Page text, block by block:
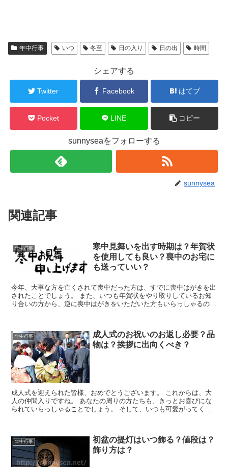
年中行事 いつ 冬至 日の入り 日の出 時間
シェアする
Twitter Facebook はてブ
Pocket LINE コピー
sunnyseaをフォローする
sunnysea
関連記事
年中行事
寒中見舞いを出す時期は？年賀状
を使用しても良い？喪中のお宅に
も送っていい？
今年、大事な方を亡くされて喪中だった方は、すでに喪中はがきを出
されたことでしょう。 また、いつも年賀状をやり取りしているお知
り合いの方から、逆に喪中はがきをいただいた方もいらっしゃるので
年中行事
成人式のお祝いのお返し必要？品
物は？挨拶に出向くべき？
成人式を迎えられた皆様、おめでとうございます。 これからは、大
人の仲間入りですね。 あなたの周りの方たちも、きっとお喜びにな
られていらっしゃることでしょう。 そして、いつも可愛がってくれ
年中行事
初盆の提灯はいつ飾る？値段は？
飾り方は？